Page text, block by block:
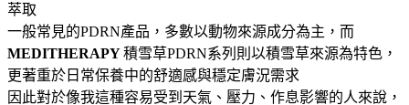
萃取
一般常見的PDRN產品，多數以動物來源成分為主，而
MEDITHERAPY積雪草PDRN系列則以積雪草來源為特色，
更著重於日常保養中的舒適感與穩定膚況需求
因此對於像我這種容易受到天氣、壓力、作息影響的人來說，